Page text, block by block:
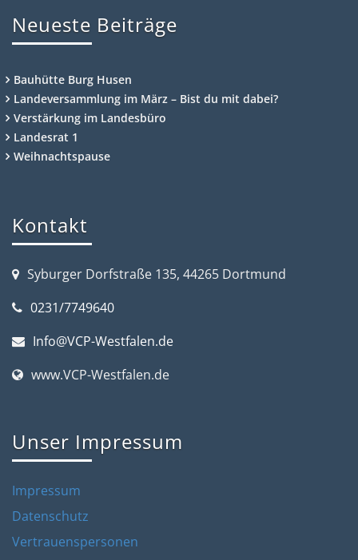
Neueste Beiträge
Bauhütte Burg Husen
Landeversammlung im März – Bist du mit dabei?
Verstärkung im Landesbüro
Landesrat 1
Weihnachtspause
Kontakt
Syburger Dorfstraße 135, 44265 Dortmund
0231/7749640
Info@VCP-Westfalen.de
www.VCP-Westfalen.de
Unser Impressum
Impressum
Datenschutz
Vertrauenspersonen